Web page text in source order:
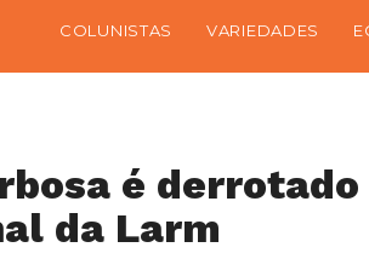
COLUNISTAS VARIEDADES
é
da Larm